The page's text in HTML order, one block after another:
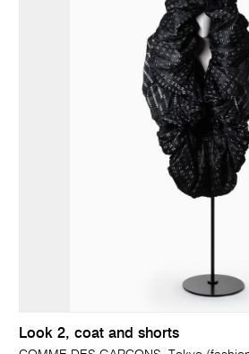
Look 2, coat and shorts